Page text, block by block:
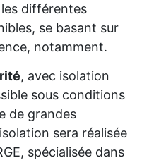
différentes
se basant sur
notamment.
, avec isolation
sous conditions
de grandes
sera réalisée
spécialisée dans